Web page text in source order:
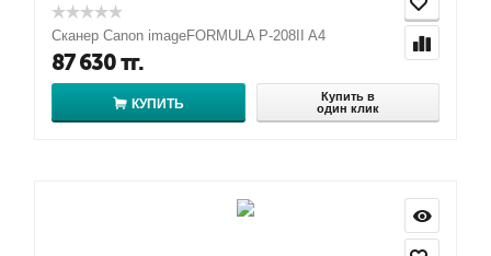
Сканер Canon imageFORMULA P-208II A4
87 630тг.
КУПИТЬ
Купить в
один клик